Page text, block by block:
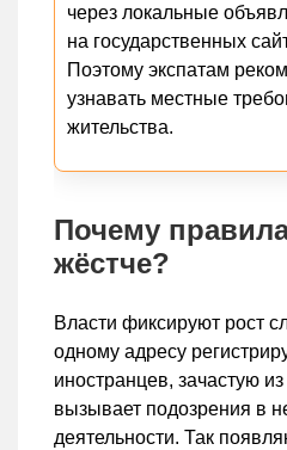
через локальные
на государственных
Поэтому экспатам
узнавать местные
жительства.
Почему
жёстче?
Власти фиксируют рост
одному адресу
иностранцев, зачастую
вызывает подозрения в
деятельности. Так